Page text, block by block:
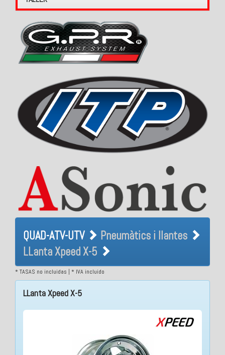
QUAD-ATV-UTV Pneumàtics i
llantes LLanta Xpeed X-5
QUAD-ATV-UTV
Pneumàtics i llantes
LLanta Xpeed X-5
* TASAS no incluidas | * IVA incluido
LLanta Xpeed X-5